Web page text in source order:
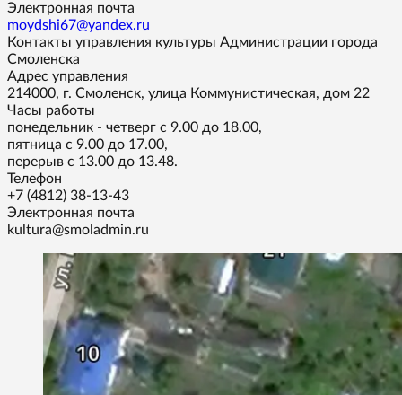
Электронная почта
moydshi67@yandex.ru
Контакты управления культуры Администрации города
Смоленска
Адрес управления
214000, г. Смоленск, улица Коммунистическая, дом 22
Часы работы
понедельник - четверг с 9.00 до 18.00,
пятница с 9.00 до 17.00,
перерыв с 13.00 до 13.48.
Телефон
+7 (4812) 38-13-43
Электронная почта
kultura@smoladmin.ru